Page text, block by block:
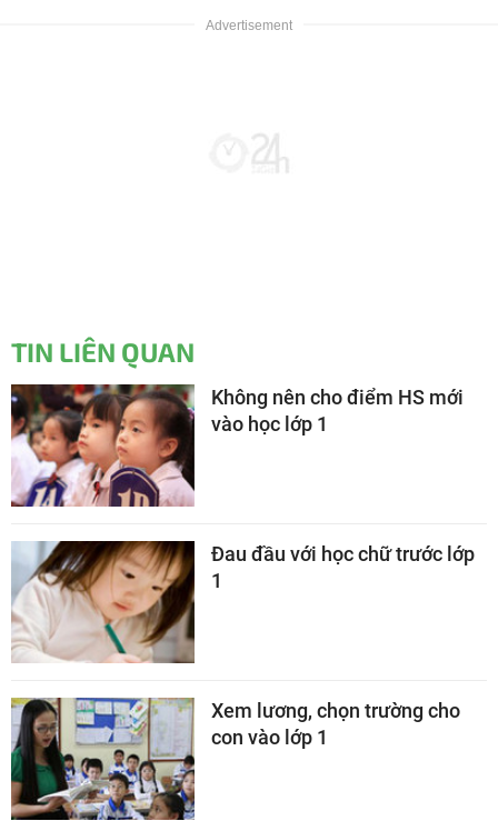
TIN LIÊN QUAN
Không nên cho điểm HS mới
vào học lớp 1
Đau đầu với học chữ trước lớp
1
Xem lương, chọn trường cho
con vào lớp 1